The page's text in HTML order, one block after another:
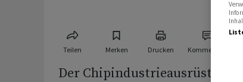
Teilen Merken Drucken Kommentare
Der Chipindustrieausrüster